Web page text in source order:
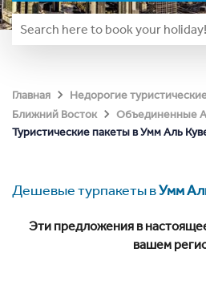
Главная
Недорогие
Ближний Восток
Объединенные
Туристические пакеты в Умм Аль
Дешевые турпакеты вУмм
Эти предложения в
вашем